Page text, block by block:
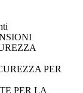
PER
PER LA